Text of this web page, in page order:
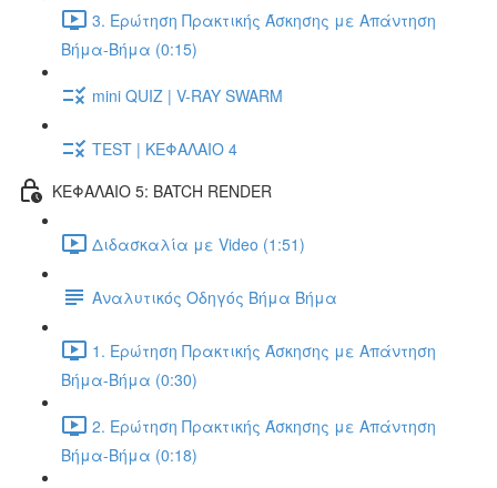
3. Ερώτηση Πρακτικής Άσκησης με Απάντηση
Βήμα-Βήμα (0:15)
mini QUIZ | V-RAY SWARM
TEST | ΚΕΦΑΛΑΙΟ 4
ΚΕΦΑΛΑΙΟ 5: BATCH RENDER
Διδασκαλία με Video (1:51)
Αναλυτικός Οδηγός Βήμα Βήμα
1. Ερώτηση Πρακτικής Άσκησης με Απάντηση
Βήμα-Βήμα (0:30)
2. Ερώτηση Πρακτικής Άσκησης με Απάντηση
Βήμα-Βήμα (0:18)